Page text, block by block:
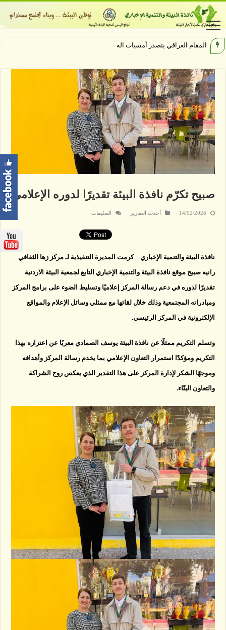
المقام العراقي يتصدر أمسيات الهيبودروم في م
صبيح تكرّم نافذة البيئة تقديرًا لدوره الإعلامي
14/02/2026 أحدث التقارير التعليقات
نافذة
البيئة
الإعلامي
نافذة البيئة والتنمية الإخباري – كرمت المديرة التنفيذية لـ مركز زها الثقافي
رانيه صبيح موقع نافذة البيئة والتنمية الإخباري التابع لجمعية البيئة الاردنية
تقديرًا لدوره في دعم رسالة المركز إعلاميًا وتسليط الضوء على برامج المركز
ومبادراته المجتمعية وذلك خلال لقائها مع ممثلي وسائل الإعلام والمواقع
الإلكترونية في المركز الرئيسي.
وتسلم التكريم ممثلًا عن نافذة البيئة يوسف الصمادي معربًا عن اعتزازه بهذا
التكريم ومؤكدًا استمرار التعاون الإعلامي بما يخدم رسالة المركز وأهدافه
وموجهًا الشكر لإدارة المركز على هذا التقدير الذي يعكس روح الشراكة
والتعاون البنّاء.